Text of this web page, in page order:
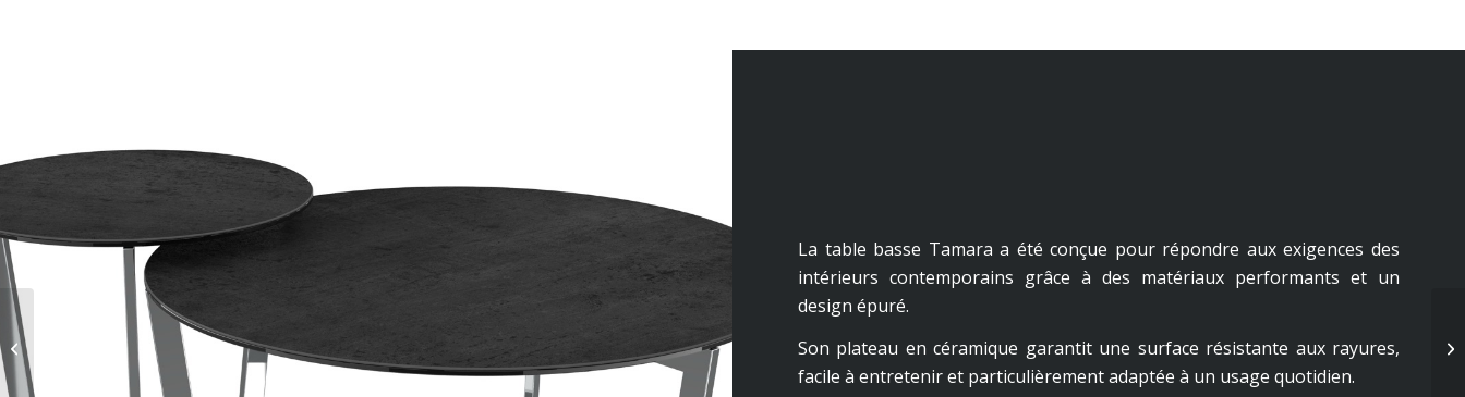
La table basse Tamara a été conçue pour répondre aux exigences des
intérieurs contemporains grâce à des matériaux performants et un
design épuré.
Son plateau en céramique garantit une surface résistante aux rayures,
facile à entretenir et particulièrement adaptée à un usage quotidien.
Table Basse Eolia –